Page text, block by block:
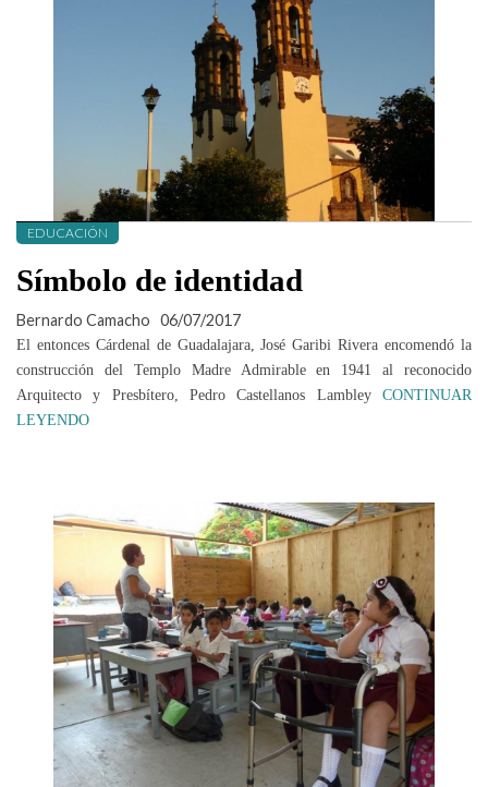
EDUCACIÓN
Símbolo de identidad
Bernardo Camacho 06/07/2017
El entonces Cárdenal de Guadalajara, José Garibi Rivera encomendó la
construcción del Templo Madre Admirable en 1941 al reconocido
Arquitecto y Presbítero, Pedro Castellanos Lambley CONTINUAR
LEYENDO